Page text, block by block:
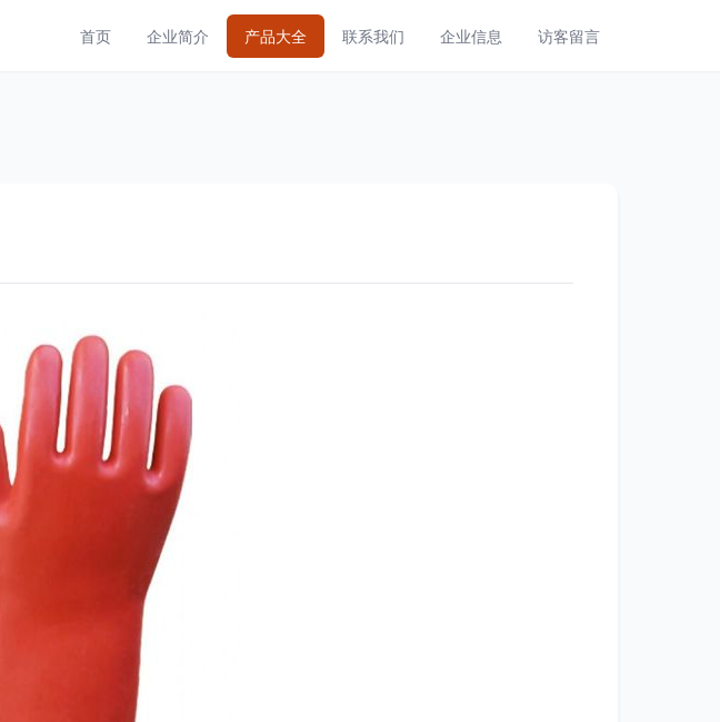
首页 企业简介 产品大全 联系我们 企业信息 访客留言